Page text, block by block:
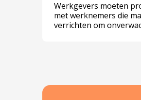
Werkgevers moeten
met werknemers die
verrichten om
Planbureau (SCP) in